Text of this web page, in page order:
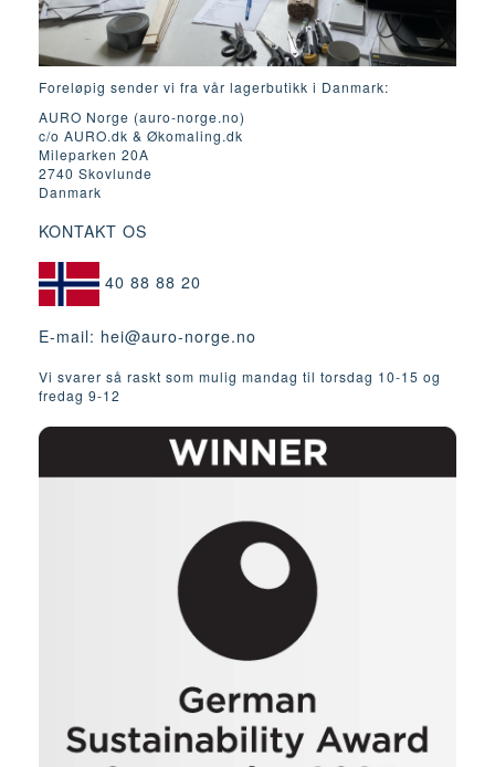
Foreløpig sender vi fra vår lagerbutikk i Danmark:
AURO Norge (auro-norge.no)
c/o AURO.dk & Økomaling.dk
Mileparken 20A
2740 Skovlunde
Danmark
KONTAKT OS
40 88 88 20
E-mail: hei@auro-norge.no
Vi svarer så raskt som mulig mandag til torsdag 10-15 og
fredag ​​9-12